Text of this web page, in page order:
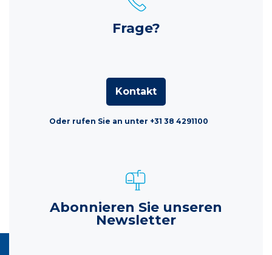
Frage?
Kontakt
Oder rufen Sie an unter +31 38 4291100
Abonnieren Sie unseren
Newsletter